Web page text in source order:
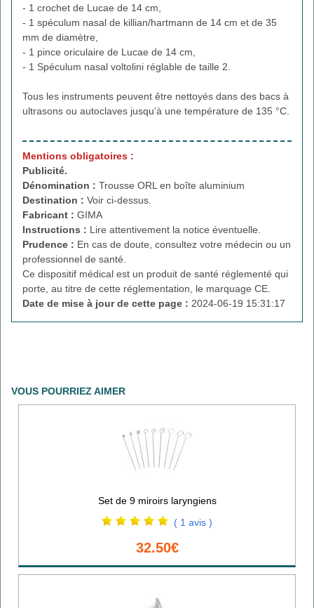
- 1 crochet de Lucae de 14 cm,
- 1 spéculum nasal de killian/hartmann de 14 cm et de 35
mm de diamètre,
- 1 pince oriculaire de Lucae de 14 cm,
- 1 Spéculum nasal voltolini réglable de taille 2.
Tous les instruments peuvent être nettoyés dans des bacs à
ultrasons ou autoclaves jusqu’à une température de 135 °C.
Mentions obligatoires :
Publicité.
Dénomination : Trousse ORL en boîte aluminium
Destination : Voir ci-dessus.
Fabricant : GIMA
Instructions : Lire attentivement la notice éventuelle.
Prudence : En cas de doute, consultez votre médecin ou un
professionnel de santé.
Ce dispositif médical est un produit de santé réglementé qui
porte, au titre de cette réglementation, le marquage CE.
Date de mise à jour de cette page : 2024-06-19 15:31:17
VOUS POURRIEZ AIMER
Set de 9 miroirs laryngiens
( 1 avis )
32.50€